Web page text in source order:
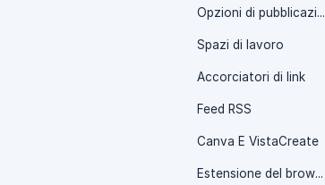
Opzioni di pubblicazione
Spazi di lavoro
Accorciatori di link
Feed RSS
Canva E VistaCreate
Estensione del browser